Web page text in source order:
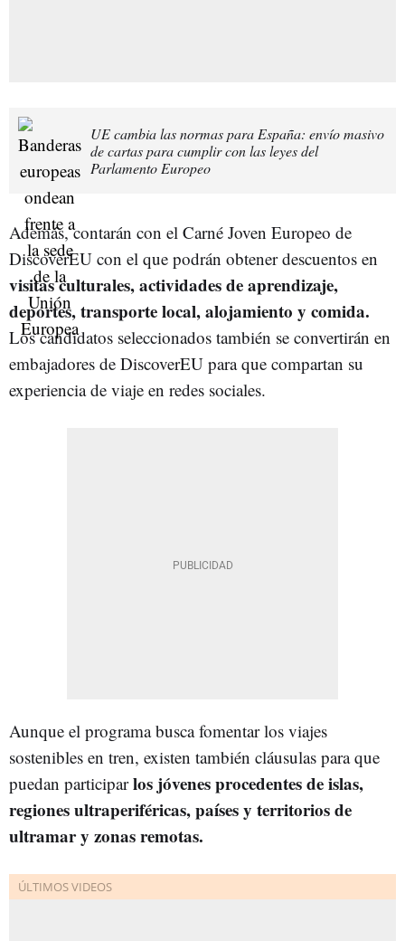
UE cambia las normas para España: envío masivo
de cartas para cumplir con las leyes del
Parlamento Europeo
Además, contarán con el Carné Joven Europeo de
DiscoverEU con el que podrán obtener descuentos en
visitas culturales, actividades de aprendizaje,
deportes, transporte local, alojamiento y comida.
Los candidatos seleccionados también se convertirán en
embajadores de DiscoverEU para que compartan su
experiencia de viaje en redes sociales.
Aunque el programa busca fomentar los viajes
sostenibles en tren, existen también cláusulas para que
puedan participarlos jóvenes procedentes de islas,
regiones ultraperiféricas, países y territorios de
ultramar y zonas remotas.